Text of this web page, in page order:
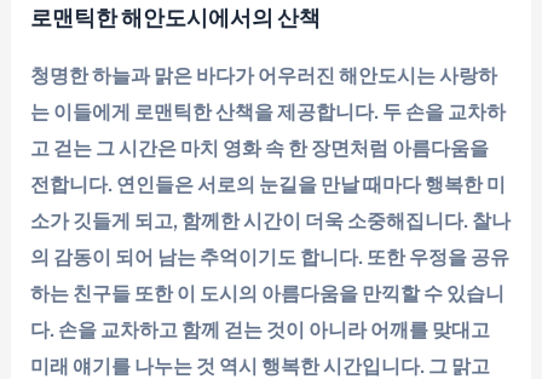
로맨틱한 해안도시에서의 산책
청명한 하늘과 맑은 바다가 어우러진 해안도시는 사랑하
는 이들에게 로맨틱한 산책을 제공합니다. 두 손을 교차하
고 걷는 그 시간은 마치 영화 속 한 장면처럼 아름다움을
전합니다. 연인들은 서로의 눈길을 만날 때마다 행복한 미
소가 깃들게 되고, 함께한 시간이 더욱 소중해집니다. 찰나
의 감동이 되어 남는 추억이기도 합니다. 또한 우정을 공유
하는 친구들 또한 이 도시의 아름다움을 만끽할 수 있습니
다. 손을 교차하고 함께 걷는 것이 아니라 어깨를 맞대고
미래 얘기를 나누는 것 역시 행복한 시간입니다. 그 맑고